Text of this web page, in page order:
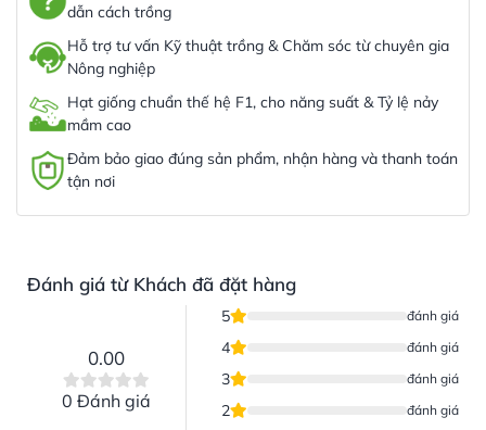
dẫn cách trồng
Hỗ trợ tư vấn Kỹ thuật trồng & Chăm sóc từ chuyên gia
Nông nghiệp
Hạt giống chuẩn thế hệ F1, cho năng suất & Tỷ lệ nảy
mầm cao
Đảm bảo giao đúng sản phẩm, nhận hàng và thanh toán
tận nơi
Đánh giá từ Khách đã đặt hàng
0.00
0 Đánh giá
5 đánh giá
4 đánh giá
3 đánh giá
2 đánh giá